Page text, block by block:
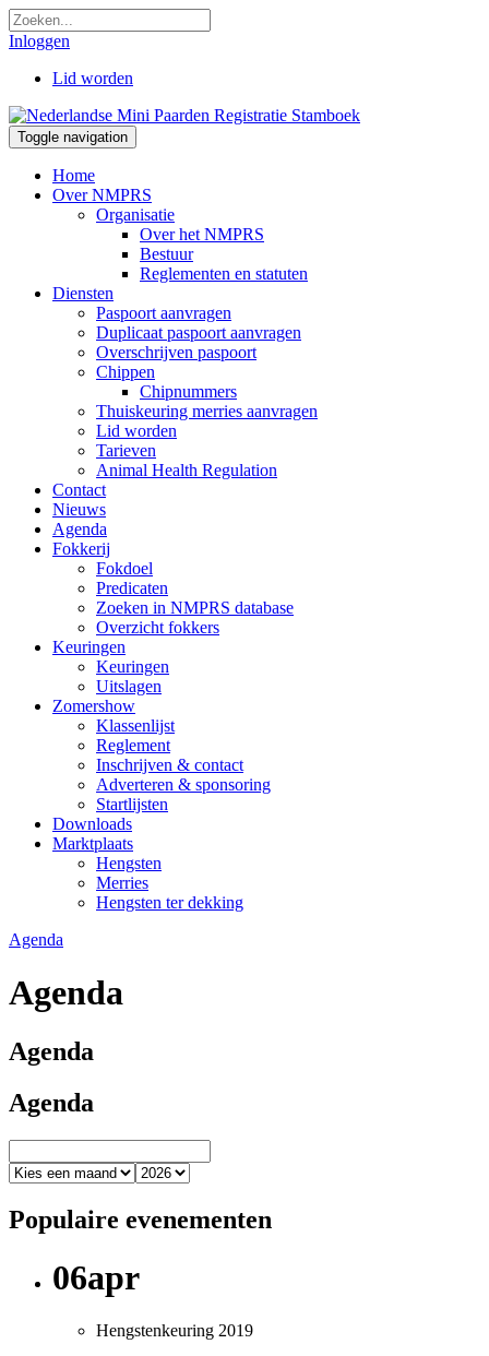
Inloggen
Lid worden
Toggle navigation
Home
Over NMPRS
Organisatie
Over het NMPRS
Bestuur
Reglementen en statuten
Diensten
Paspoort aanvragen
Duplicaat paspoort aanvragen
Overschrijven paspoort
Chippen
Chipnummers
Thuiskeuring merries aanvragen
Lid worden
Tarieven
Animal Health Regulation
Contact
Nieuws
Agenda
Fokkerij
Fokdoel
Predicaten
Zoeken in NMPRS database
Overzicht fokkers
Keuringen
Keuringen
Uitslagen
Zomershow
Klassenlijst
Reglement
Inschrijven & contact
Adverteren & sponsoring
Startlijsten
Downloads
Marktplaats
Hengsten
Merries
Hengsten ter dekking
Agenda
Agenda
Agenda
Agenda
Populaire evenementen
06apr
Hengstenkeuring 2019